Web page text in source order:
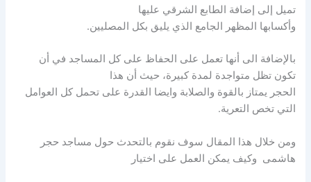
تميل إلى إضافة الطابع الشرقي عليها
وأكسابها المظهر الجامع الذي يليق بكل المصليين.
بالإضافة الى أنها تعمل على الحفاظ على كل المساجد في أن
تكون تظل متواجدة لمدة كبيرة، حيث أن هذا
الحجر يمتاز بالقوة والصلابة وايضا القدرة على تحمل كل العوامل
التي تخص التعرية.
ومن خلال هذا المقال سوف نقوم بالتحدث حول مساجد حجر
هاشمى وكيف يمكن العمل على اختيار